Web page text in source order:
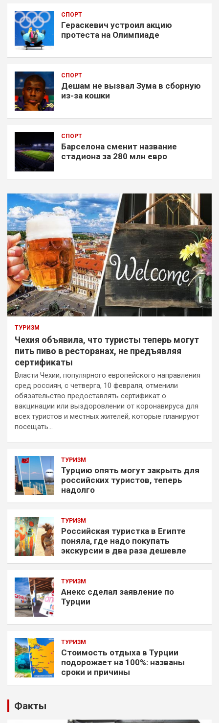
СПОРТ
Гераскевич устроил акцию
протеста на Олимпиаде
СПОРТ
Дешам не вызвал Зума в сборную
из-за кошки
СПОРТ
Барселона сменит название
стадиона за 280 млн евро
ТУРИЗМ
Чехия объявила, что туристы теперь могут
пить пиво в ресторанах, не предъявляя
сертификаты
Власти Чехии, популярного европейского направления
сред россиян, с четверга, 10 февраля, отменили
обязательство предоставлять сертификат о
вакцинации или выздоровлении от коронавируса для
всех туристов и местных жителей, которые планируют
посещать…
ТУРИЗМ
Турцию опять могут закрыть для
российских туристов, теперь
надолго
ТУРИЗМ
Российская туристка в Египте
поняла, где надо покупать
экскурсии в два раза дешевле
ТУРИЗМ
Анекс сделал заявление по
Турции
ТУРИЗМ
Стоимость отдыха в Турции
подорожает на 100%: названы
сроки и причины
Факты